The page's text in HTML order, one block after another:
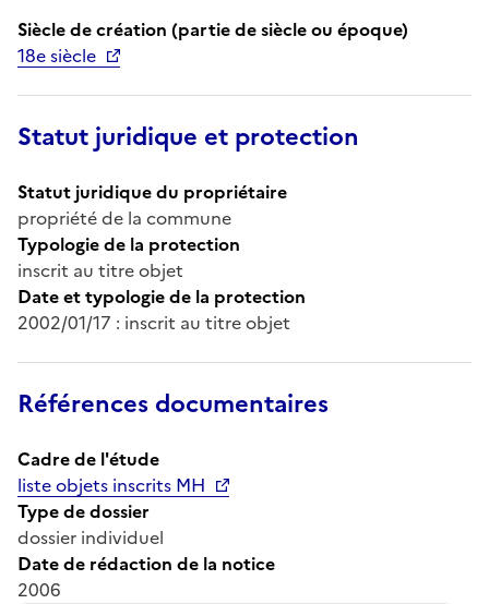
Siècle de création (partie de siècle ou époque)
18e siècle
Statut juridique et protection
Statut juridique du propriétaire
propriété de la commune
Typologie de la protection
inscrit au titre objet
Date et typologie de la protection
2002/01/17 : inscrit au titre objet
Références documentaires
Cadre de l'étude
liste objets inscrits MH
Type de dossier
dossier individuel
Date de rédaction de la notice
2006